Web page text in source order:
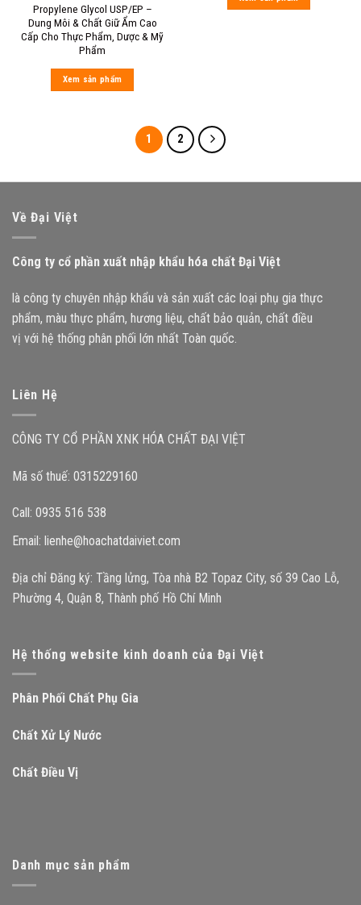
Propylene Glycol USP/EP –
Dung Môi & Chất Giữ Ẩm Cao
Cấp Cho Thực Phẩm, Dược & Mỹ
Phẩm
Xem sản phẩm
1 2
Về Đại Việt
Công ty cổ phần xuất nhập khẩu hóa chất Đại Việt
là công ty chuyên nhập khẩu và sản xuất các loại phụ gia thực
phẩm, màu thực phẩm, hương liệu, chất bảo quản, chất điều
vị với hệ thống phân phối lớn nhất Toàn quốc.
Liên Hệ
CÔNG TY CỔ PHẦN XNK HÓA CHẤT ĐẠI VIỆT
Mã số thuế: 0315229160
Call: 0935 516 538
Email: lienhe@hoachatdaiviet.com
Địa chỉ Đăng ký: Tầng lửng, Tòa nhà B2 Topaz City, số 39 Cao Lỗ,
Phường 4, Quận 8, Thành phố Hồ Chí Minh
Hệ thống website kinh doanh của Đại Việt
Phân Phối Chất Phụ Gia
Chất Xử Lý Nước
Chất Điều Vị
Danh mục sản phẩm